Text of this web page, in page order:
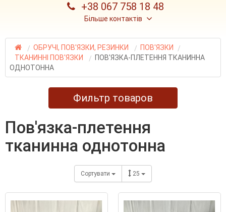
+38 067 758 18 48
Більше контактів
ОБРУЧІ, ПОВ'ЯЗКИ, РЕЗИНКИ
ПОВ'ЯЗКИ
ТКАНИННІ ПОВ'ЯЗКИ
ПОВ'ЯЗКА-ПЛЕТЕННЯ ТКАНИННА
ОДНОТОННА
Фильтр товаров
пов'язка-плетення
тканинна однотонна
Сортувати 25